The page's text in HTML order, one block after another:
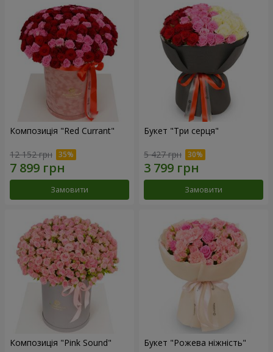
Композиція "Red Currant"
12 152 грн
Замовити
Букет "Три серця"
5 427 грн
Замовити
Композиція "Pink Sound" Букет "Рожева ніжність"